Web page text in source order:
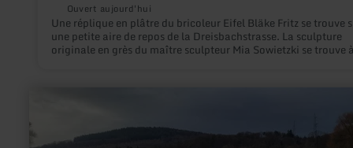
Ouvert aujourd'hui
Une réplique en plâtre du bricoleur Eifel Bläke Fritz se trouve
une petite aire de repos de la Dreisbachstrasse. La sculpture
originale en grès du maître sculpteur Mia Sowietzki se trouve